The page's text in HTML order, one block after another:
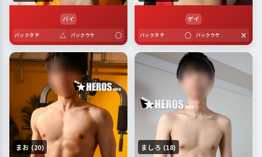
バイ
バックタチ △ バックウケ ○
ゲイ
バックタチ ○ バックウケ ×
まお (20) ましろ (18)